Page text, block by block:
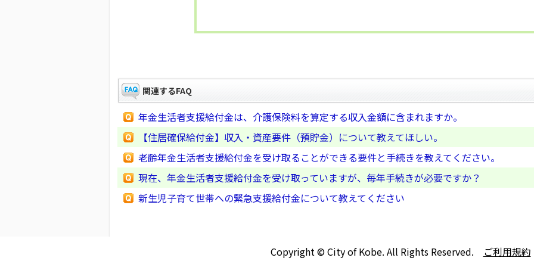
関連するFAQ
年金生活者支援給付金は、介護保険料を算定する収入金額に含まれますか。
【住居確保給付金】収入・資産要件（預貯金）について教えてほしい。
老齢年金生活者支援給付金を受け取ることができる要件と手続きを教えてください。
現在、年金生活者支援給付金を受け取っていますが、毎年手続きが必要ですか？
新生児子育て世帯への緊急支援給付金について教えてください
Copyright © City of Kobe. All Rights Reserved. ご利用規約